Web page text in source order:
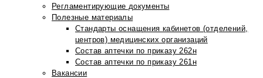
Регламентирующие документы
Полезные материалы
Стандарты оснащения кабинетов (отделений,
центров) медицинских организаций
Состав аптечки по приказу 262н
Состав аптечки по приказу 261н
Вакансии